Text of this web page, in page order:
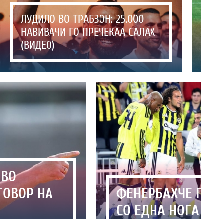
ЛУДИЛО ВО ТРАБЗОН: 25.000
НАВИВАЧИ ГО ПРЕЧЕКАА САЛАХ
(ВИДЕО)
НА
ФЕНЕРБАХЧЕ
СО ЕДНА